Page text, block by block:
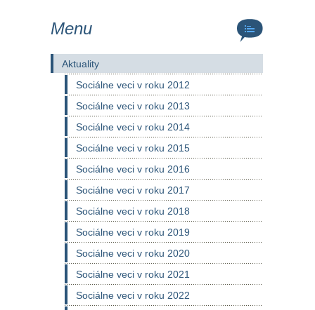
Menu
Aktuality
Sociálne veci v roku 2012
Sociálne veci v roku 2013
Sociálne veci v roku 2014
Sociálne veci v roku 2015
Sociálne veci v roku 2016
Sociálne veci v roku 2017
Sociálne veci v roku 2018
Sociálne veci v roku 2019
Sociálne veci v roku 2020
Sociálne veci v roku 2021
Sociálne veci v roku 2022